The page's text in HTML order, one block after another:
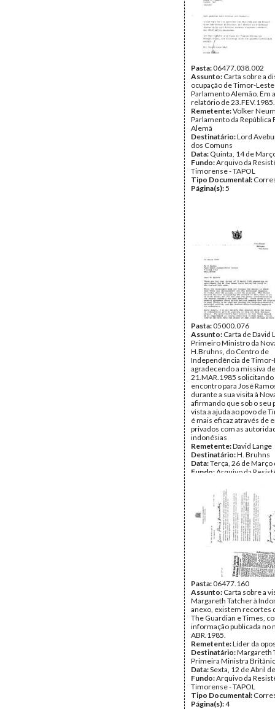
Pasta:06477.038.002
Assunto: Carta sobre a
ocupação de Timor-
Parlamento Alemão. Em
relatório de 23.FEV.1985.
Remetente:Volker
Parlamento da República
Alemã
Destinatário:Lord
dos Comuns
Data: Quinta, 14 de
Fundo:Arquivo da
Timorense - TAPOL
Tipo Documental:
Página(s):5
Pasta:05000.076
Assunto: Carta de David
Primeiro Ministro da
H.Bruhns, do Centro de
Independência de
agradecendo a missiva de
21.MAR.1985
encontro para José
durante a sua visita à
afirmando que sob o seu
vista a ajuda ao povo de
é mais eficaz através de
privados com as
indonésias
Remetente:David Lange
Destinatário:H. Bruhns
Data:Terça, 26 de Março
Fundo: Arquivo da
Tipo Documental:
Página(s):1
Pasta:06477.160
Assunto: Carta sobre a
Margareth Tatcher à
anexo, existem recortes
The Guardian e Times,
informação publicada no
ABR.1985.
Remetente:Líder da
Destinatário:Margareth
Primeira Ministra
Data:Sexta, 12 de Abril
Fundo:Arquivo da
Timorense - TAPOL
Tipo Documental:
Página(s):4